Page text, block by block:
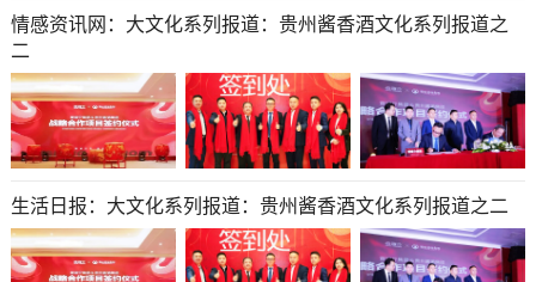
情感资讯网：大文化系列报道：贵州酱香酒文化系列报道之
二
生活日报：大文化系列报道：贵州酱香酒文化系列报道之二